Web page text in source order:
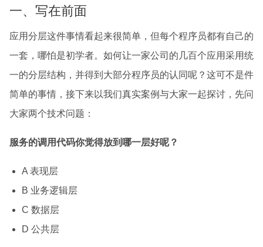
一、写在前面
应用分层这件事情看起来很简单，但每个程序员都有自己的
一套，哪怕是初学者。如何让一家公司的几百个应用采用统
一的分层结构，并得到大部分程序员的认同呢？这可不是件
简单的事情，接下来以我们真实案例与大家一起探讨，先问
大家两个技术问题：
服务的调用代码你觉得放到哪一层好呢？
A 表现层
B 业务逻辑层
C 数据层
D 公共层